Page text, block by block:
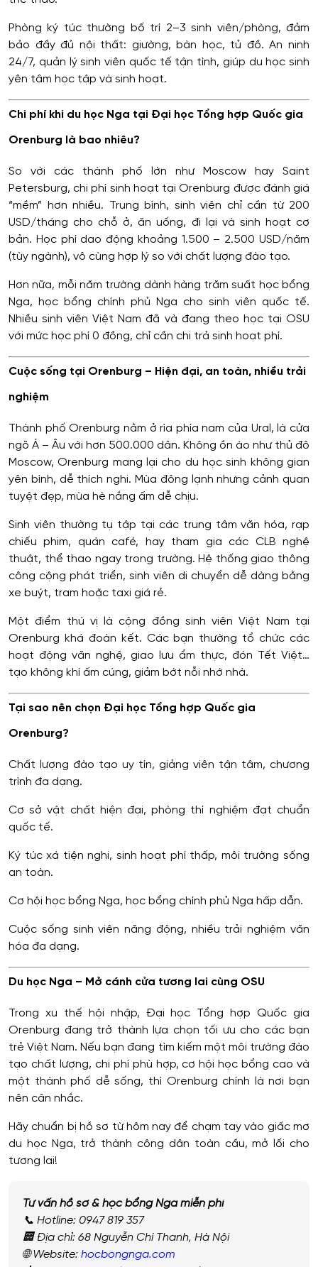
Phòng ký túc thường bố trí 2–3 sinh viên/phòng, đảm
bảo đầy đủ nội thất: giường, bàn học, tủ đồ. An ninh
24/7, quản lý sinh viên quốc tế tận tình, giúp du học sinh
yên tâm học tập và sinh hoạt.
Chi phí khi du học Nga tại Đại học Tổng hợp Quốc gia
Orenburg là bao nhiêu?
So với các thành phố lớn như Moscow hay Saint
Petersburg, chi phí sinh hoạt tại Orenburg được đánh giá
“mềm” hơn nhiều. Trung bình, sinh viên chỉ cần từ 200
USD/tháng cho chỗ ở, ăn uống, đi lại và sinh hoạt cơ
bản. Học phí dao động khoảng 1.500 – 2.500 USD/năm
(tùy ngành), vô cùng hợp lý so với chất lượng đào tạo.
Hơn nữa, mỗi năm trường dành hàng trăm suất học bổng
Nga, học bổng chính phủ Nga cho sinh viên quốc tế.
Nhiều sinh viên Việt Nam đã và đang theo học tại OSU
với mức học phí 0 đồng, chỉ cần chi trả sinh hoạt phí.
Cuộc sống tại Orenburg – Hiện đại, an toàn, nhiều trải
nghiệm
Thành phố Orenburg nằm ở rìa phía nam của Ural, là cửa
ngõ Á – Âu với hơn 500.000 dân. Không ồn ào như thủ đô
Moscow, Orenburg mang lại cho du học sinh không gian
yên bình, dễ thích nghi. Mùa đông lạnh nhưng cảnh quan
tuyệt đẹp, mùa hè nắng ấm dễ chịu.
Sinh viên thường tụ tập tại các trung tâm văn hóa, rạp
chiếu phim, quán café, hay tham gia các CLB nghệ
thuật, thể thao ngay trong trường. Hệ thống giao thông
công cộng phát triển, sinh viên di chuyển dễ dàng bằng
xe buýt, tram hoặc taxi giá rẻ.
Một điểm thú vị là cộng đồng sinh viên Việt Nam tại
Orenburg khá đoàn kết. Các bạn thường tổ chức các
hoạt động văn nghệ, giao lưu ẩm thực, đón Tết Việt…
tạo không khí ấm cúng, giảm bớt nỗi nhớ nhà.
Tại sao nên chọn Đại học Tổng hợp Quốc gia
Orenburg?
Chất lượng đào tạo uy tín, giảng viên tận tâm, chương
trình đa dạng.
Cơ sở vật chất hiện đại, phòng thí nghiệm đạt chuẩn
quốc tế.
Ký túc xá tiện nghi, sinh hoạt phí thấp, môi trường sống
an toàn.
Cơ hội học bổng Nga, học bổng chính phủ Nga hấp dẫn.
Cuộc sống sinh viên năng động, nhiều trải nghiệm văn
hóa đa dạng.
Du học Nga – Mở cánh cửa tương lai cùng OSU
Trong xu thế hội nhập, Đại học Tổng hợp Quốc gia
Orenburg đang trở thành lựa chọn tối ưu cho các bạn
trẻ Việt Nam. Nếu bạn đang tìm kiếm một môi trường đào
tạo chất lượng, chi phí phù hợp, cơ hội học bổng cao và
một thành phố dễ sống, thì Orenburg chính là nơi bạn
nên cân nhắc.
Hãy chuẩn bị hồ sơ từ hôm nay để chạm tay vào giấc mơ
du học Nga, trở thành công dân toàn cầu, mở lối cho
tương lai!
Tư vấn hồ sơ & học bổng Nga miễn phí
📞 Hotline: 0947 819 357
🏢 Địa chỉ: 68 Nguyễn Chí Thanh, Hà Nội
🌐 Website: hocbongnga.com